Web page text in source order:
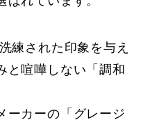
練された印象を与え
と喧嘩しない「調和
ーカーの「グレージ